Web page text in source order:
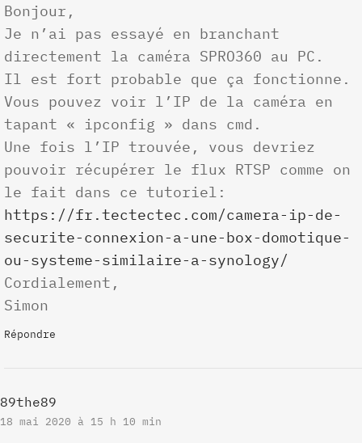
Bonjour,
Je n’ai pas essayé en branchant
directement la caméra SPRO360 au PC.
Il est fort probable que ça fonctionne.
Vous pouvez voir l’IP de la caméra en
tapant « ipconfig » dans cmd.
Une fois l’IP trouvée, vous devriez
pouvoir récupérer le flux RTSP comme on
le fait dans ce tutoriel:
https://fr.tectectec.com/camera-ip-de-
securite-connexion-a-une-box-domotique-
ou-systeme-similaire-a-synology/
Cordialement,
Simon
Répondre
89the89
18 mai 2020 à 15 h 10 min